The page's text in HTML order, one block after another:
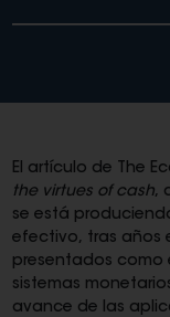
El artículo de The
the virtues of cash,
se está
efectivo, tras años
presentados como
sistemas
avance de las